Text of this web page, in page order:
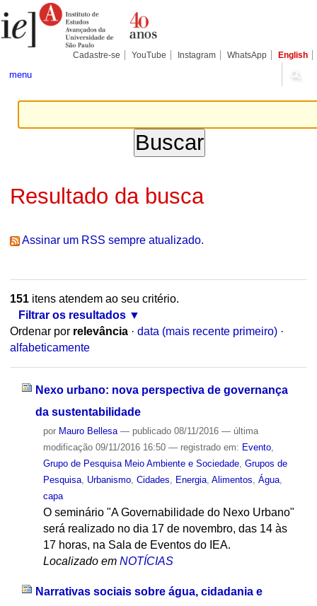
para
conteúdo.
Pessoais
Cadastre-se YouTube Instagram WhatsApp English
menu
Resultado da busca
Assinar um RSS sempre atualizado.
151itens atendem ao seu critério.
Filtrar os resultados
Ordenar por relevância · data (mais recente primeiro) ·
alfabeticamente
Nexo urbano: nova perspectiva de governança
da sustentabilidade
por Mauro Bellesa — publicado08/11/2016 — última
modificação09/11/2016 16:50 — registrado em: Evento,
Grupo de Pesquisa Meio Ambiente e Sociedade, Grupos de
Pesquisa, Urbanismo, Cidades Energia, Alimentos Água,
capa
O seminário "A Governabilidade do Nexo Urbano"
será realizado no dia 17 de novembro, das 14 às
17 horas, na Sala de Eventos do IEA.
Localizado em NOTÍCIAS
Narrativas sociais sobre água, cidadania e